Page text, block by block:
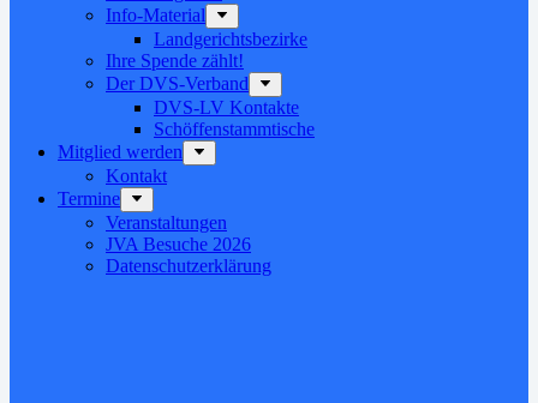
Info-Material
Landgerichtsbezirke
Ihre Spende zählt!
Der DVS-Verband
DVS-LV Kontakte
Schöffenstammtische
Mitglied werden
Kontakt
Termine
Veranstaltungen
JVA Besuche 2026
Datenschutz­erklärung